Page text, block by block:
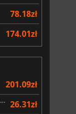
78.18zł
174.01zł
201.09zł
HellSlave II Judgment of the Archon 26.31zł